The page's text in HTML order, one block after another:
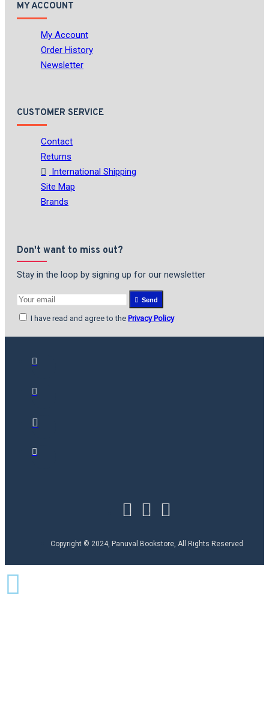
MY ACCOUNT
My Account
Order History
Newsletter
CUSTOMER SERVICE
Contact
Returns
International Shipping
Site Map
Brands
Don't want to miss out?
Stay in the loop by signing up for our newsletter
Send
I have read and agree to the Privacy Policy
Copyright © 2024, Panuval Bookstore, All Rights Reserved